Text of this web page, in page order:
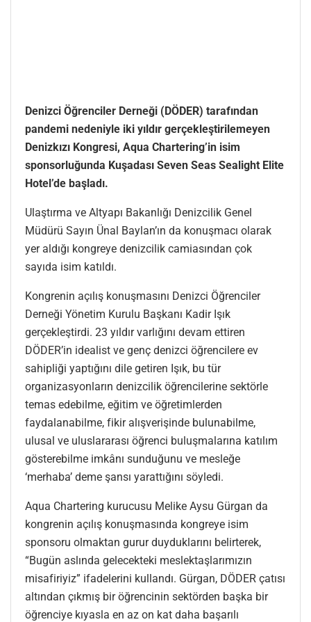
Denizci Öğrenciler Derneği (DÖDER) tarafından
pandemi nedeniyle iki yıldır gerçekleştirilemeyen
Denizkızı Kongresi, Aqua Chartering’in isim
sponsorluğunda Kuşadası Seven Seas Sealight Elite
Hotel’de başladı.
Ulaştırma ve Altyapı Bakanlığı Denizcilik Genel
Müdürü Sayın Ünal Baylan’ın da konuşmacı olarak
yer aldığı kongreye denizcilik camiasından çok
sayıda isim katıldı.
Kongrenin açılış konuşmasını Denizci Öğrenciler
Derneği Yönetim Kurulu Başkanı Kadir Işık
gerçekleştirdi. 23 yıldır varlığını devam ettiren
DÖDER’in idealist ve genç denizci öğrencilere ev
sahipliği yaptığını dile getiren Işık, bu tür
organizasyonların denizcilik öğrencilerine sektörle
temas edebilme, eğitim ve öğretimlerden
faydalanabilme, fikir alışverişinde bulunabilme,
ulusal ve uluslararası öğrenci buluşmalarına katılım
gösterebilme imkânı sunduğunu ve mesleğe
‘merhaba’ deme şansı yarattığını söyledi.
Aqua Chartering kurucusu Melike Aysu Gürgan da
kongrenin açılış konuşmasında kongreye isim
sponsoru olmaktan gurur duyduklarını belirterek,
“Bugün aslında gelecekteki meslektaşlarımızın
misafiriyiz” ifadelerini kullandı. Gürgan, DÖDER çatısı
altından çıkmış bir öğrencinin sektörden başka bir
öğrenciye kıyasla en az on kat daha başarılı